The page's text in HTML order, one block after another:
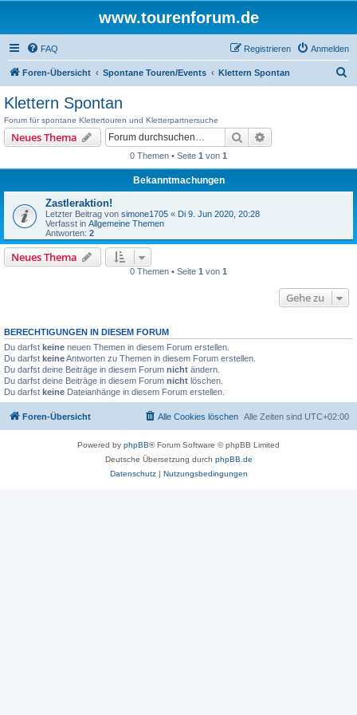
www.tourenforum.de
FAQ Anmelden
Registrieren
Foren-Übersicht Spontane Touren/Events Klettern Spontan
Klettern Spontan
Forum für spontane Klettertouren und Kletterpartnersuche
Neues Thema Suche
0 Themen • Seite 1 von 1
Bekanntmachungen
Zastleraktion!
Letzter Beitrag von simone1705 « Di 9. Jun 2020, 20:28
Verfasst in Allgemeine Themen
Antworten: 2
Neues Thema
0 Themen • Seite 1 von 1
Gehe zu
BERECHTIGUNGEN IN DIESEM FORUM
Du darfst keine neuen Themen in diesem Forum erstellen.
Du darfst keineAntworten zu Themen in diesem Forum erstellen.
Du darfst deine Beiträge in diesem Forum nicht ändern.
Du darfst deine Beiträge in diesem Forum nicht löschen.
Du darfst keine Dateianhänge in diesem Forum erstellen.
Foren-Übersicht Alle Zeiten sind UTC+02:00
Alle Cookies löschen
Powered by phpBB® Forum Software © phpBB Limited
Deutsche Übersetzung durch phpBB.de
Datenschutz| Nutzungsbedingungen